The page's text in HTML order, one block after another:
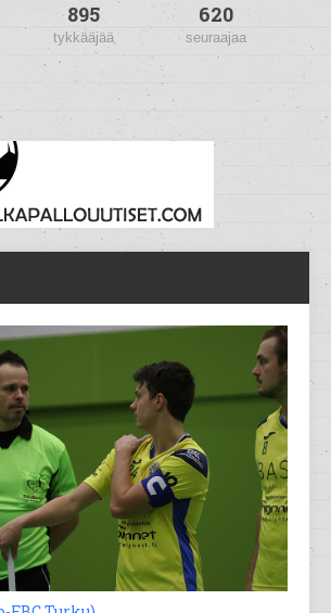
895
tykkääjää
620
seuraajaa